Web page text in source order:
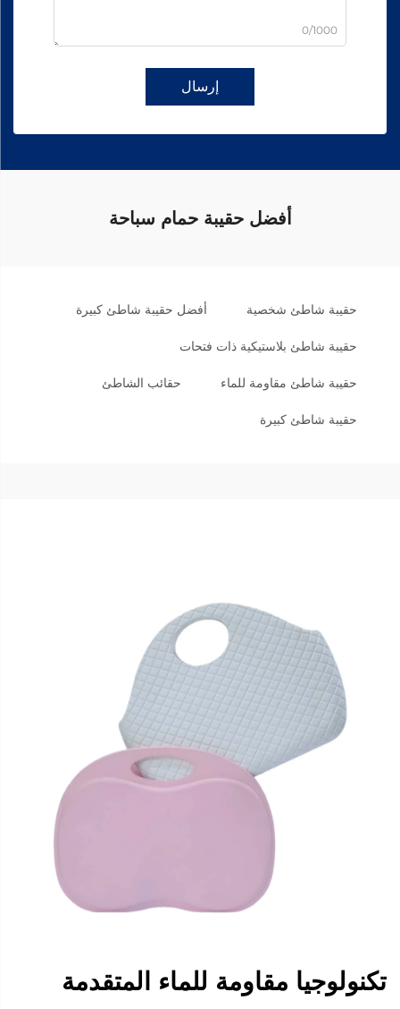
0/1000
إرسال
أفضل حقيبة حمام سباحة
حقيبة شاطئ شخصية أفضل حقيبة شاطئ كبيرة
حقيبة شاطئ بلاستيكية ذات فتحات
حقيبة شاطئ مقاومة للماء حقائب الشاطئ
حقيبة شاطئ كبيرة
تكنولوجيا مقاومة للماء المتقدمة